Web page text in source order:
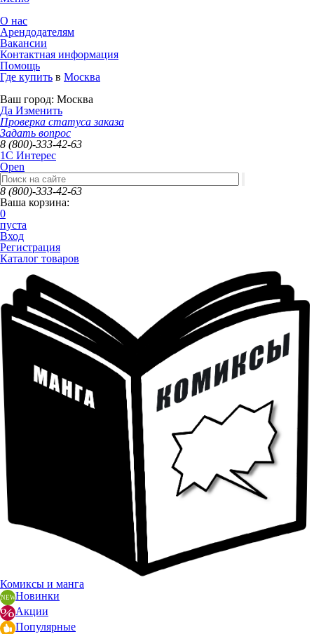
О нас
Арендодателям
Вакансии
Контактная информация
Помощь
Где купить в Москва
Ваш город: Москва
Да Изменить
Проверка статуса заказа
Задать вопрос
8 (800)-333-42-63
1C Интерес
Open
8 (800)-333-42-63
Ваша корзина:
0
пуста
Вход
Регистрация
Каталог товаров
Комиксы и манга
Новинки
Акции
Популярные